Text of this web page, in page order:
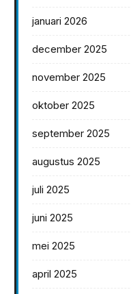
januari 2026
december 2025
november 2025
oktober 2025
september 2025
augustus 2025
juli 2025
juni 2025
mei 2025
april 2025